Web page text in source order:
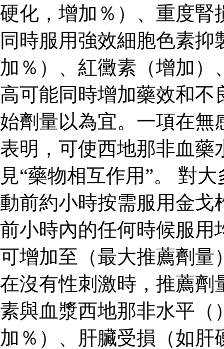
硬化，增加％）、重度腎
同時服用強效細胞色素
加％）、紅黴素（增加
高可能同時增加藥效和不
始劑量以為宜。一項在無
表明，可使西地那非血藥
見“藥物相互作用”。 對
動前約小時按需服用金戈
前小時內的任何時候服用
可增加至（最大推薦劑量
在沒有性刺激時，推薦劑
素與血漿西地那非水平（
加％）、肝臟受損（如